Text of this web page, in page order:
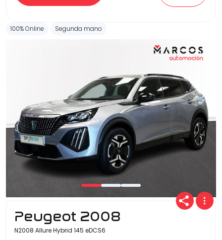
100% Online Segunda mano
Peugeot 2008
N2008 Allure Hybrid 145 eDCS6